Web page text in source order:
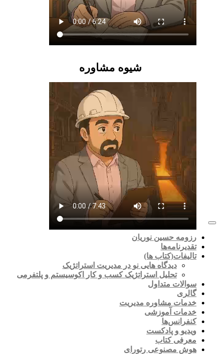
شیوه مشاوره
رزومه حسین نوریان
تقدیرنامه‌ها
تالیفات(کتاب ها)
دیدگاه هایی نو در مدیریت استراتژیک
تحلیل استراتژیک کسب و کار اکوسیستم و پلتفرمی
سوالات متداول
گالری
خدمات مشاوره مدیریت
خدمات آموزشی
کنفرانس‌ها
ویدیو و پادکست
معرفی کتاب
هوش مصنوعی رتورای